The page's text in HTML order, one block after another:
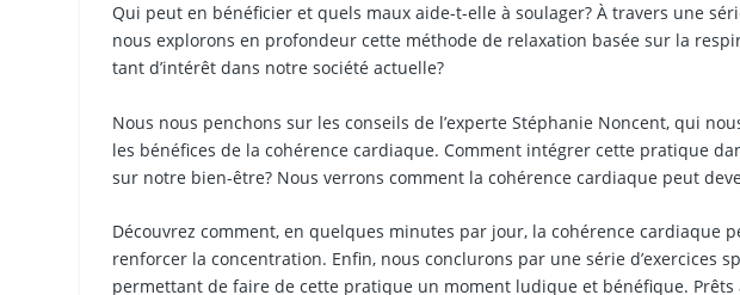
Qui peut en bénéficier et quels maux aide-t-elle à soulager? À travers une
nous explorons en profondeur cette méthode de relaxation basée sur la
tant d’intérêt dans notre société actuelle?
Nous nous penchons sur les conseils de l’experte Stéphanie Noncent, qui
les bénéfices de la cohérence cardiaque. Comment intégrer cette pratique
sur notre bien-être? Nous verrons comment la cohérence cardiaque peut
Découvrez comment, en quelques minutes par jour, la cohérence cardiaque
renforcer la concentration. Enfin, nous conclurons par une série d’exercices
permettant de faire de cette pratique un moment ludique et bénéfique.